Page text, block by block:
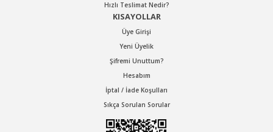
Hızlı Teslimat Nedir?
KISAYOLLAR
Üye Girişi
Yeni Üyelik
Şifremi Unuttum?
Hesabım
İptal / İade Koşulları
Sıkça Sorulan Sorular